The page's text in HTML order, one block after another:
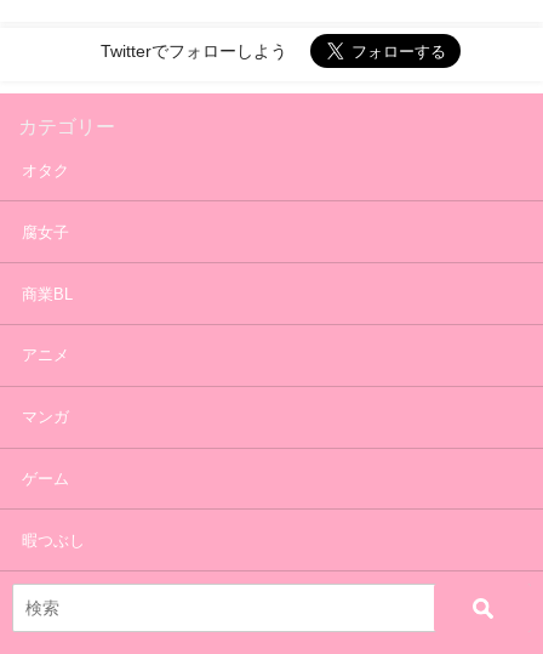
Twitterでフォローしよう
カテゴリー
オタク
腐女子
商業BL
アニメ
マンガ
ゲーム
暇つぶし